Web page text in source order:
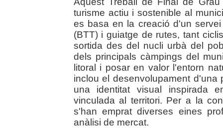
turisme actiu i sostenible al
es basa en la creació d'un
(BTT) i guiatge de rutes, tant
sortida des del nucli urbà del
dels principals càmpings del
litoral i posar en valor l'entorn
inclou el desenvolupament
una identitat visual inspirada
vinculada al territori. Per a la
s'han emprat diverses eines
anàlisi de mercat.